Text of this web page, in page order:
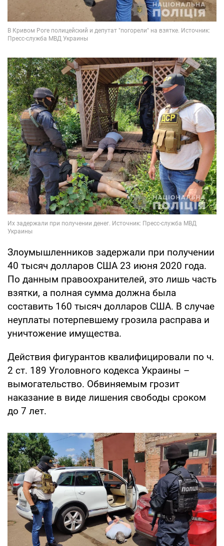
Злоумышленников задержали при получении
40 тысяч долларов США 23 июня 2020 года.
По данным правоохранителей, это лишь часть
взятки, а полная сумма должна была
составить 160 тысяч долларов США. В случае
неуплаты потерпевшему грозила расправа и
уничтожение имущества.
Действия фигурантов квалифицировали по ч.
2 ст. 189 Уголовного кодекса Украины –
вымогательство. Обвиняемым грозит
наказание в виде лишения свободы сроком
до 7 лет.